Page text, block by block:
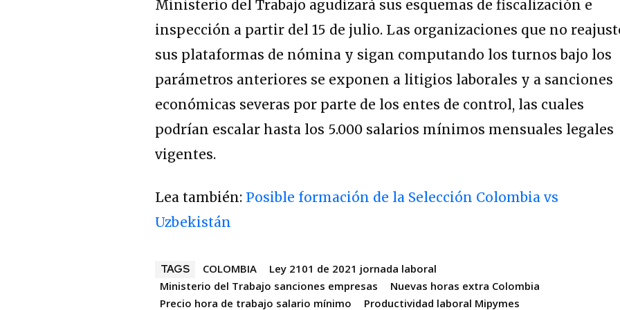
Ministerio del Trabajo agudizará sus esquemas de fiscalización e
inspección a partir del 15 de julio. Las organizaciones que no
sus plataformas de nómina y sigan computando los turnos bajo los
parámetros anteriores se exponen a litigios laborales y a sanciones
económicas severas por parte de los entes de control, las cuales
podrían escalar hasta los 5.000 salarios mínimos mensuales legales
vigentes.
Lea también: Posible formación de la Selección Colombia vs
Uzbekistán
TAGS COLOMBIA
Ley 2101 de 2021 jornada laboral
Ministerio del Trabajo sanciones empresas
Nuevas horas extra Colombia
Precio hora de trabajo salario mínimo
Productividad laboral Mipymes